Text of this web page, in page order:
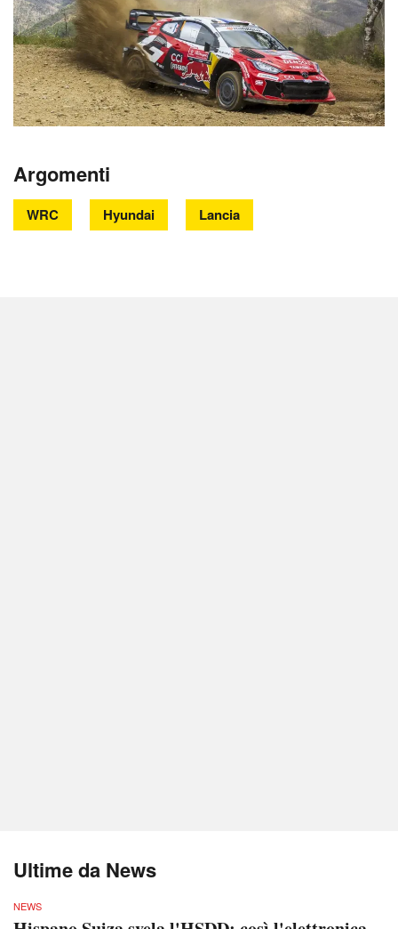
Argomenti
WRC Hyundai Lancia
Ultime da News
NEWS